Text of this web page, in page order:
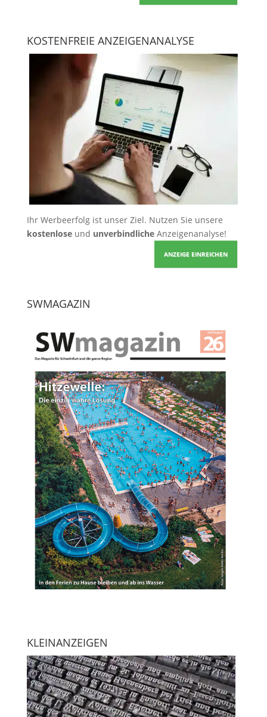
KOSTENFREIE ANZEIGENANALYSE
Ihr Werbeerfolg ist unser Ziel. Nutzen Sie unsere
kostenloseund unverbindlicheAnzeigenanalyse!
ANZEIGE EINREICHEN
SWMAGAZIN
KLEINANZEIGEN